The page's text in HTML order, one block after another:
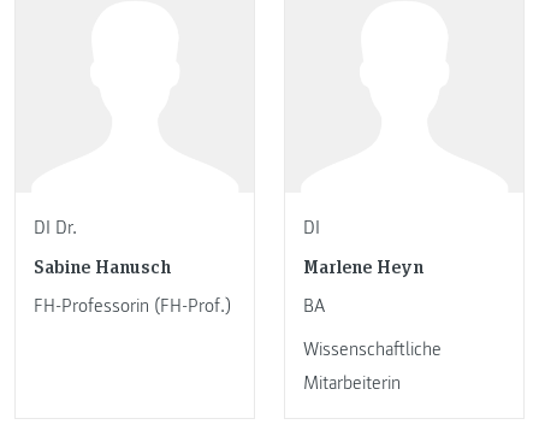
DI Dr.
Sabine Hanusch
FH-Professorin (FH-Prof.)
DI
Marlene Heyn
BA
Wissenschaftliche
Mitarbeiterin